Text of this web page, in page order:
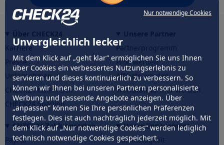
Nur notwendige Cookies
Unvergleichlich lecker
Mit dem Klick auf „geht klar” ermöglichen Sie uns Ihnen
über Cookies ein verbessertes Nutzungserlebnis zu
servieren und dieses kontinuierlich zu verbessern. So
können wir Ihnen bei unseren Partnern personalisierte
Werbung und passende Angebote anzeigen. Über
„anpassen” können Sie Ihre persönlichen Präferenzen
festlegen. Dies ist auch nachträglich jederzeit möglich. Mit
dem Klick auf „Nur notwendige Cookies” werden lediglich
technisch notwendige Cookies gespeichert.
Karriere
Presse
Unternehmen
CHECK24 Österreich
CHECK24 Spanien
Partnerprogramm
Profi werden
Affiliate werden
Werkstattpartner werden
CHECK24 Zahlungsarten
PayPal
Unser Engagement
Nachhaltigkeit